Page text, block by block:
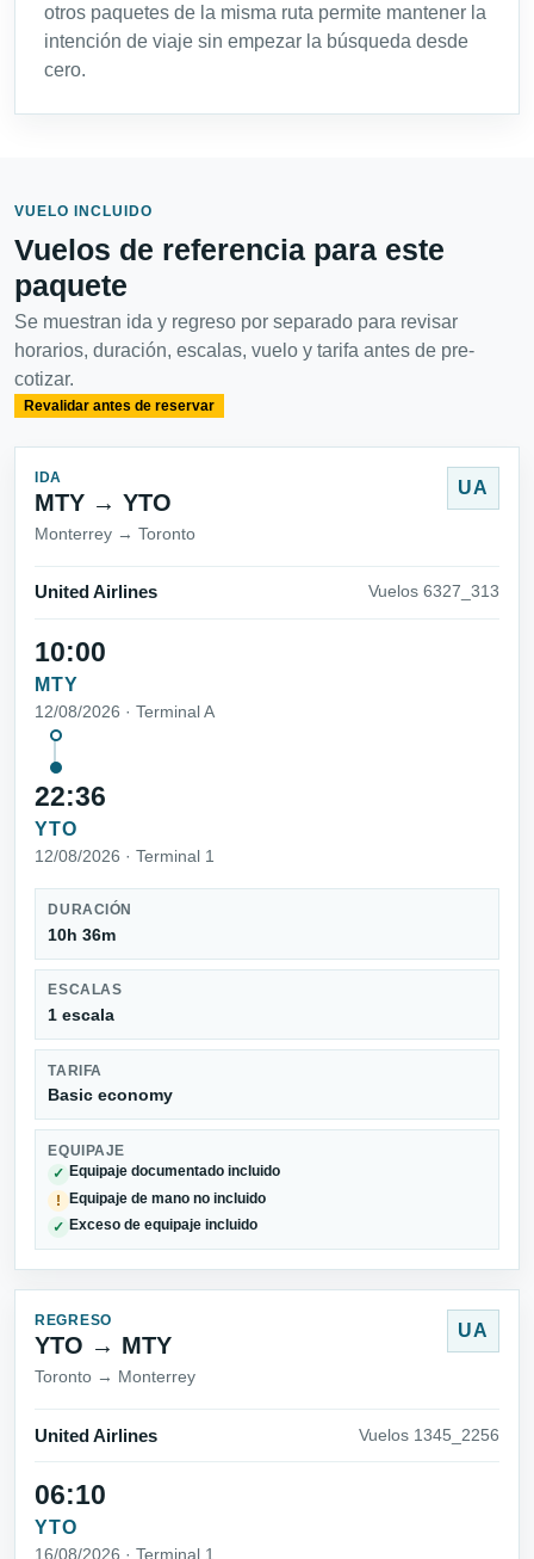
otros paquetes de la misma ruta permite mantener la
intención de viaje sin empezar la búsqueda desde
cero.
VUELO INCLUIDO
Vuelos de referencia para este
paquete
Se muestran ida y regreso por separado para revisar
horarios, duración, escalas, vuelo y tarifa antes de pre-
cotizar.
Revalidar antes de reservar
IDA
MTY → YTO
Monterrey → Toronto
UA
United Airlines Vuelos 6327_313
10:00
MTY
12/08/2026 · Terminal A
22:36
YTO
12/08/2026 · Terminal 1
DURACIÓN
10h 36m
ESCALAS
1 escala
TARIFA
Basic economy
EQUIPAJE
✓ Equipaje documentado incluido
! Equipaje de mano no incluido
✓ Exceso de equipaje incluido
REGRESO
YTO → MTY
Toronto → Monterrey
UA
United Airlines Vuelos 1345_2256
06:10
YTO
16/08/2026 · Terminal 1